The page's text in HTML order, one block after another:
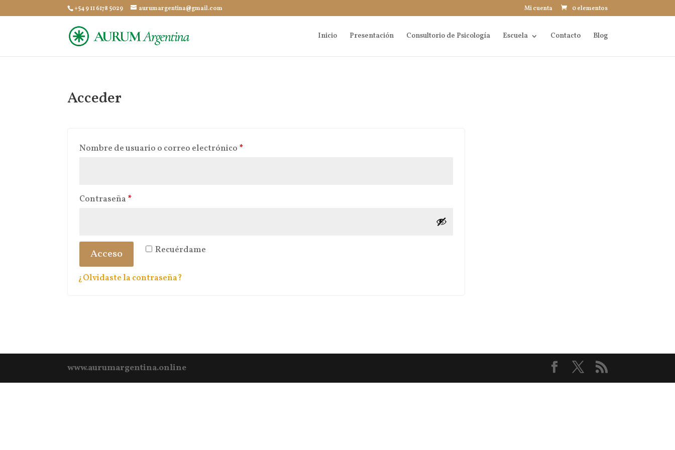
+54 9 11 6178 5029 aurumargentina@gmail.com Mi cuenta 0 elementos
Inicio Presentación Consultorio de Psicología Escuela Contacto Blog
Acceder
Nombre de usuario o correo electrónico *Obligatorio
Contraseña *Obligatorio
Recuérdame
Acceso
¿Olvidaste la contraseña?
www.aurumargentina.online